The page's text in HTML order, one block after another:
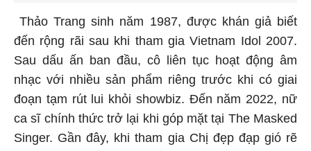
Thảo Trang sinh năm 1987, được khán giả biết
đến rộng rãi sau khi tham gia Vietnam Idol 2007.
Sau dấu ấn ban đầu, cô liên tục hoạt động âm
nhạc với nhiều sản phẩm riêng trước khi có giai
đoạn tạm rút lui khỏi showbiz. Đến năm 2022, nữ
ca sĩ chính thức trở lại khi góp mặt tại The Masked
Singer. Gần đây, khi tham gia Chị đẹp đạp gió rẽ